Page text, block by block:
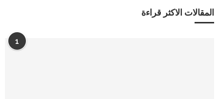
المقالات الاكثر قراءة
1